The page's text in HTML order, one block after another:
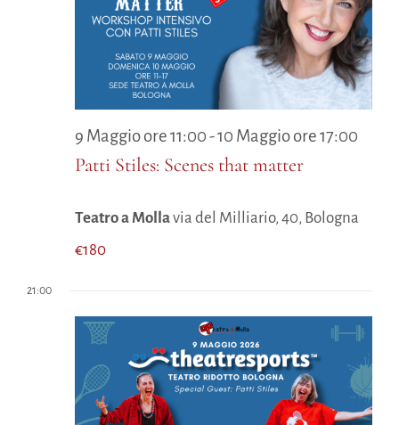
Maggio
Patti Stiles: Scenes that matter
9 Maggio ore 11:00-10 Maggio ore 17:00
Teatro a Mollavia del Milliario, 40, Bologna
€180
21:00